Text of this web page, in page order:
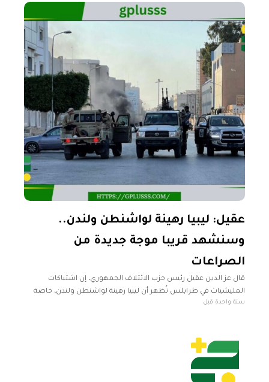
عقيل: ليبيا رهينة لواشنطن ولندن..
وسنشهد قريبا موجة جديدة من
الصراعات
قال عز الدين عقيل رئيس حزب الائتلاف الجمهوري، إن اشتباكات
المليشيات في طرابلس تُظهر أن ليبيا رهينة لواشنطن ولندن، خاصة
بعد الفضيحة التي استخدمتها وزارة الدفاع في بيانها، والذي قالت
سنة واحدة قبل